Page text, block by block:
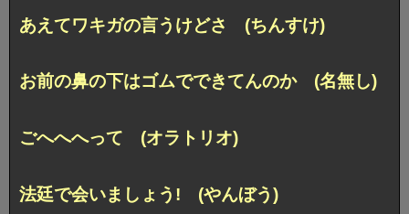
あえてワキガの言うけどさ (ちんすけ)
お前の鼻の下はゴムでできてんのか (名無し)
ごへへへって (オラトリオ)
法廷で会いましょう! (やんぼう)